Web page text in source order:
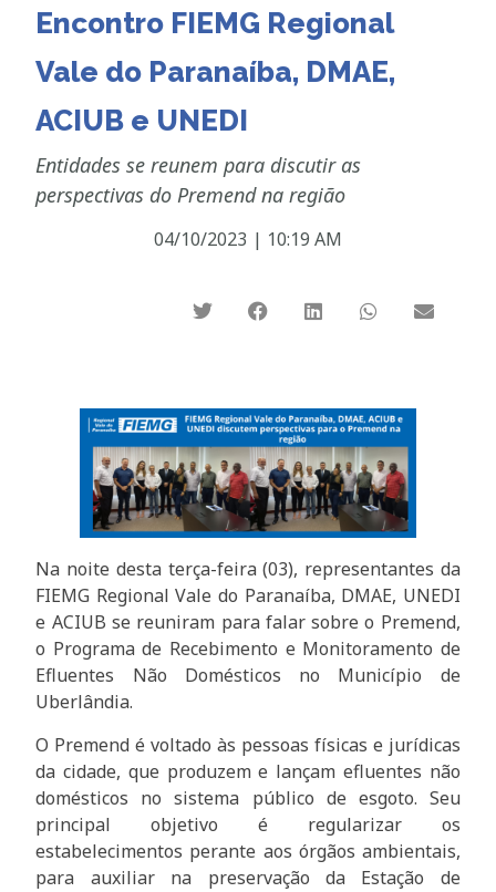
Encontro FIEMG Regional
Vale do Paranaíba, DMAE,
ACIUB e UNEDI
Entidades se reunem para discutir as
perspectivas do Premend na região
04/10/2023 | 10:19 AM
Na noite desta terça-feira (03), representantes da
FIEMG Regional Vale do Paranaíba, DMAE, UNEDI
e ACIUB se reuniram para falar sobre o Premend,
o Programa de Recebimento e Monitoramento de
Efluentes Não Domésticos no Município de
Uberlândia.
O Premend é voltado às pessoas físicas e jurídicas
da cidade, que produzem e lançam efluentes não
domésticos no sistema público de esgoto. Seu
principal objetivo é regularizar os
estabelecimentos perante aos órgãos ambientais,
para auxiliar na preservação da Estação de